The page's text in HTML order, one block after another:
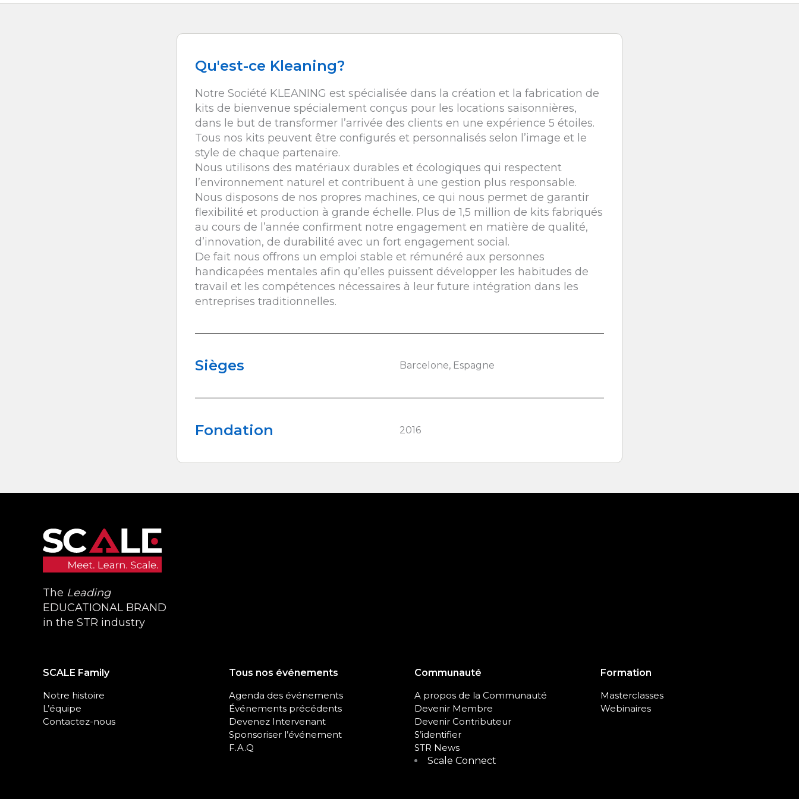
Qu'est-ce Kleaning?
Notre Société KLEANING est spécialisée dans la création et la fabrication de
kits de bienvenue spécialement conçus pour les locations saisonnières,
dans le but de transformer l’arrivée des clients en une expérience 5 étoiles.
Tous nos kits peuvent être configurés et personnalisés selon l’image et le
style de chaque partenaire.
Nous utilisons des matériaux durables et écologiques qui respectent
l’environnement naturel et contribuent à une gestion plus responsable.
Nous disposons de nos propres machines, ce qui nous permet de garantir
flexibilité et production à grande échelle. Plus de 1,5 million de kits fabriqués
au cours de l’année confirment notre engagement en matière de qualité,
d’innovation, de durabilité avec un fort engagement social.
De fait nous offrons un emploi stable et rémunéré aux personnes
handicapées mentales afin qu’elles puissent développer les habitudes de
travail et les compétences nécessaires à leur future intégration dans les
entreprises traditionnelles.
Sièges Barcelone, Espagne
Fondation 2016
The Leading
EDUCATIONAL BRAND
in the STR industry
SCALE Family
Notre histoire
L’équipe
Contactez-nous
Tous nos événements
Agenda des événements
Événements précédents
Devenez Intervenant
Sponsoriser l’événement
F.A.Q
Communauté
A propos de la Communauté
Devenir Membre
Devenir Contributeur
S’identifier
STR News
Scale Connect
Formation
Masterclasses
Webinaires